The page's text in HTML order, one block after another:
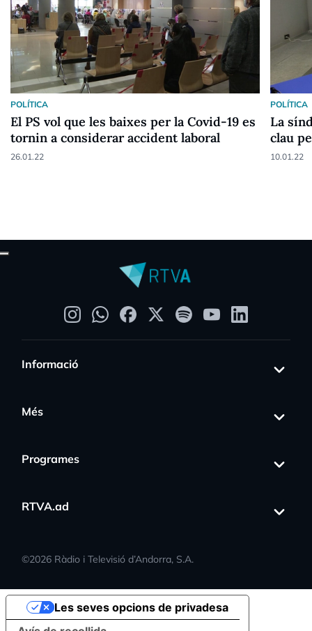
POLÍTICA
El PS vol que les baixes per la Covid-19 es
tornin a considerar accident laboral
26.01.22
POLÍTICA
La
clau
10.01.22
Informació
Més
Programes
RTVA.ad
©2026 Ràdio i Televisió d’Andorra, S.A.
Les seves opcions de privadesa